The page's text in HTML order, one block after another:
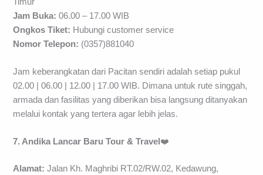
Jam Buka:06.00 – 17.00 WIB
Ongkos Tiket: Hubungi customer service
Nomor Telepon: (0357)881040
Jam keberangkatan dari Pacitan sendiri adalah setiap pukul
02.00 | 06.00 | 12.00 | 17.00 WIB. Dimana untuk rute singgah,
armada dan fasilitas yang diberikan bisa langsung ditanyakan
melalui kontak yang tertera agar lebih jelas.
7. Andika Lancar Baru Tour & Travel ❤️
Alamat: Jalan Kh. Maghribi RT.02/RW.02, Kedawung,